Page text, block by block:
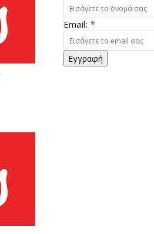
Email: *
Εγγραφή